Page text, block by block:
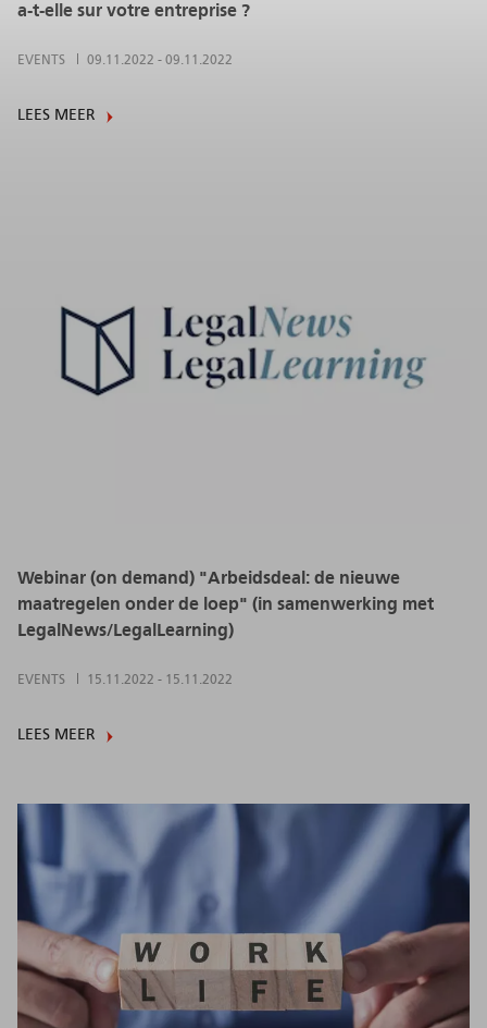
a-t-elle sur votre entreprise ?
EVENTS 09.11.2022 - 09.11.2022
LEES MEER
Webinar (on demand) "Arbeidsdeal: de nieuwe
maatregelen onder de loep" (in samenwerking met
LegalNews/LegalLearning)
EVENTS 15.11.2022 - 15.11.2022
LEES MEER